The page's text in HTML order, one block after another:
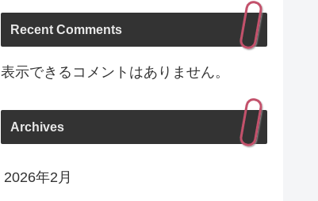
Recent Comments
表示できるコメントはありません。
Archives
2026年2月